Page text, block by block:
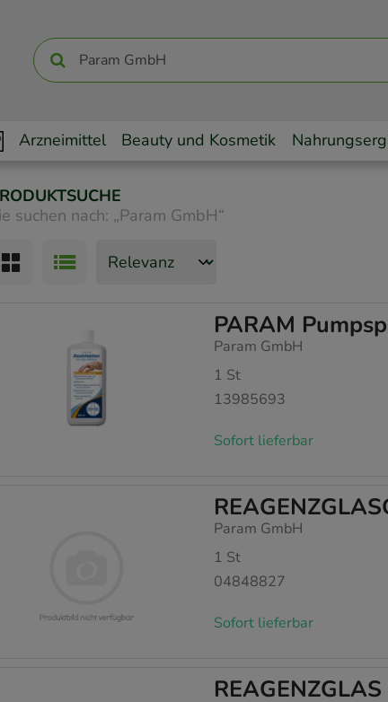
Arzneimittel Beauty und Kosmetik
suchen nach: „Param GmbH“
PARAM
Param GmbH
1 St
13985693
Sofort lieferbar
Param GmbH
1 St
04848827
Sofort lieferbar